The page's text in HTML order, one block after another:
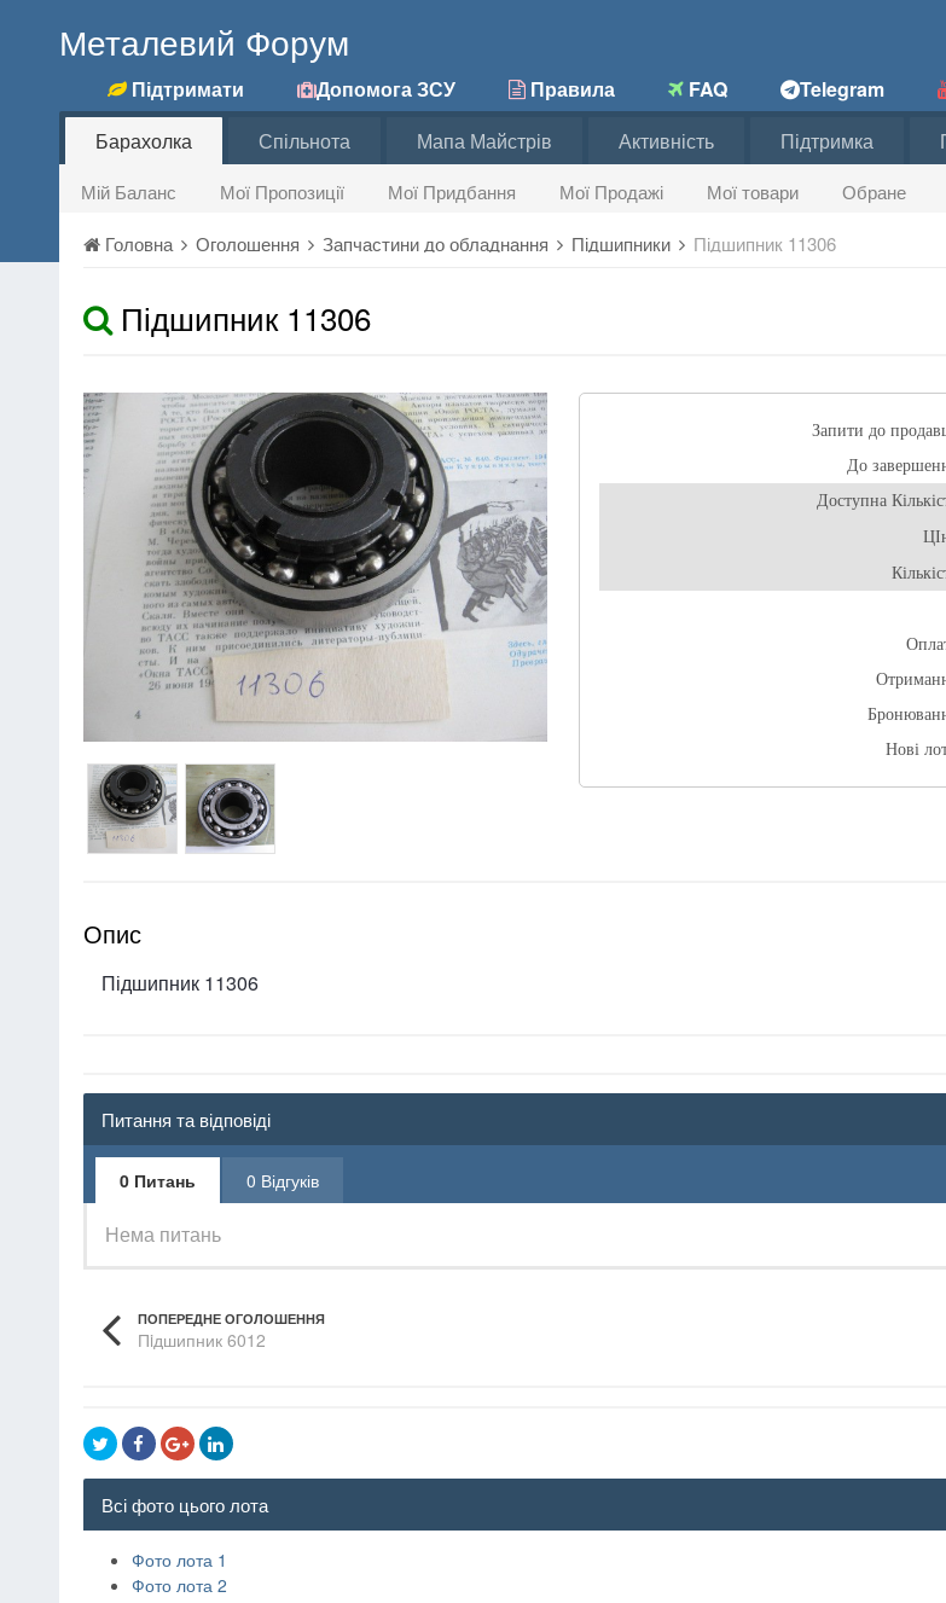
Металевий Форум
Підтримати Допомога ЗСУ Правила FAQ Telegram
Барахолка
Мій Баланс Мої Пропозиції Мої Придбання Мої Продажі Мої товари Обране
Спільнота Мапа Майстрів Активність Підтримка
Головна Оголошення Запчастини до обладнання Підшипники Підшипник 11306
Підшипник 11306
Запити до
До
Доступна
Нові
Опис
Підшипник 11306
Питання та відповіді
0 Питань 0 Відгуків
Нема питань
ПОПЕРЕДНЕ ОГОЛОШЕННЯ
Пiдшипник 6012
Всі фото цього лота
Фото лота 1
Фото лота 2